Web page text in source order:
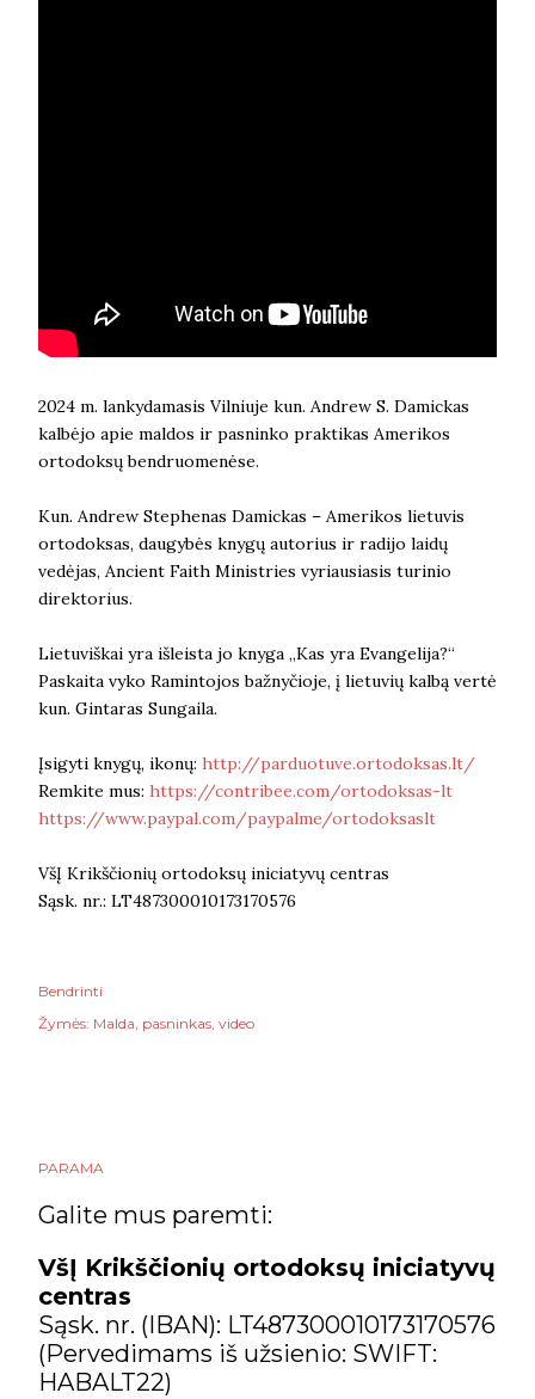
2024 m. lankydamasis Vilniuje kun. Andrew S. Damickas
kalbėjo apie maldos ir pasninko praktikas Amerikos
ortodoksų bendruomenėse.
Kun. Andrew Stephenas Damickas – Amerikos lietuvis
ortodoksas, daugybės knygų autorius ir radijo laidų
vedėjas, Ancient Faith Ministries vyriausiasis turinio
direktorius.
Lietuviškai yra išleista jo knyga „Kas yra Evangelija?“
Paskaita vyko Ramintojos bažnyčioje, į lietuvių kalbą vertė
kun. Gintaras Sungaila.
Įsigyti knygų, ikonų: http://parduotuve.ortodoksas.lt/
Remkite mus: https://contribee.com/ortodoksas-lt
https://www.paypal.com/paypalme/ortodoksaslt
VšĮ Krikščionių ortodoksų iniciatyvų centras
Sąsk. nr.: LT487300010173170576
Bendrinti
Žymės: Malda pasninkas video
PARAMA
Galite mus paremti:
VšĮ Krikščionių ortodoksų iniciatyvų
centras
Sąsk. nr. (IBAN): LT487300010173170576
(Pervedimams iš užsienio: SWIFT:
HABALT22)